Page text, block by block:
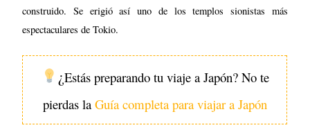
construido. Se erigió así uno de los templos sionistas más
espectaculares de Tokio.
¿Estás preparando tu viaje a Japón? No te
pierdas la Guía completa para viajar a Japón